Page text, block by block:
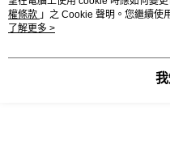
權條款 」之 Cookie 聲明。您繼續使
用條款之 Cookie 聲明使用 cookie。
了解更多 >